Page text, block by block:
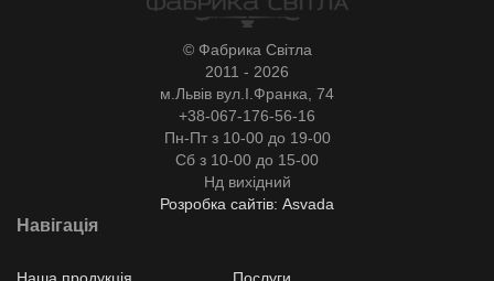
© Фабрика Світла
2011 - 2026
м.Львів вул.І.Франка, 74
+38-067-176-56-16
Пн-Пт з 10-00 до 19-00
Сб з 10-00 до 15-00
Нд вихідний
Розробка сайтів: Asvada
Навігація